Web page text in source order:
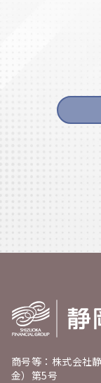
商号等：株式会社
金）第5号